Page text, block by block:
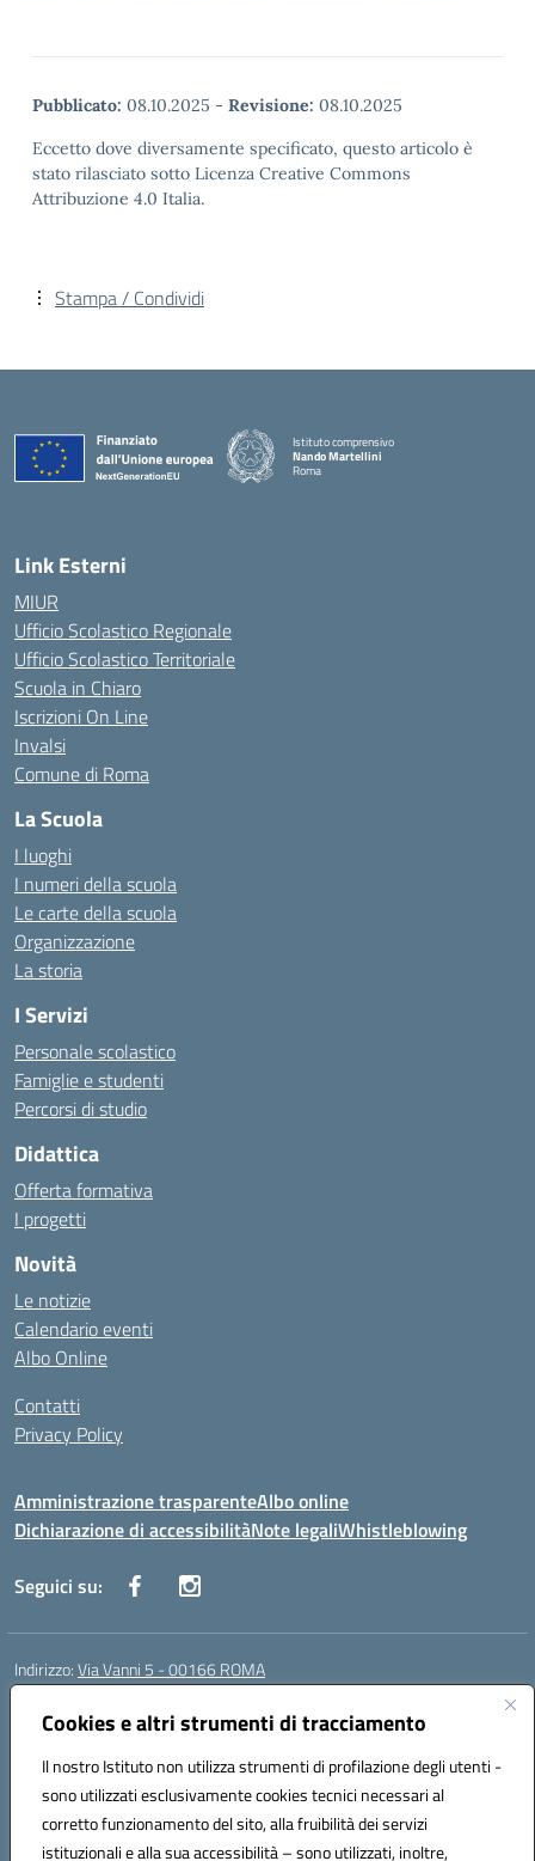
Cookies e altri strumenti di tracciamento
Il nostro Istituto non utilizza strumenti di profilazione degli utenti -
sono utilizzati esclusivamente cookies tecnici necessari al
corretto funzionamento del sito, alla fruibilità dei servizi
istituzionali e alla sua accessibilità – sono utilizzati, inoltre,
Pubblicato: 08.10.2025 - Revisione: 08.10.2025
Eccetto dove diversamente specificato, questo articolo è
stato rilasciato sotto Licenza Creative Commons
Attribuzione 4.0 Italia.
Stampa / Condividi
Istituto comprensivo
Nando Martellini
Roma
Link Esterni
MIUR
Ufficio Scolastico Regionale
Ufficio Scolastico Territoriale
Scuola in Chiaro
Iscrizioni On Line
Invalsi
Comune di Roma
La Scuola
I luoghi
I numeri della scuola
Le carte della scuola
Organizzazione
La storia
I Servizi
Personale scolastico
Famiglie e studenti
Percorsi di studio
Didattica
Offerta formativa
I progetti
Novità
Le notizie
Calendario eventi
Albo Online
Contatti
Privacy Policy
Amministrazione trasparenteAlbo online
Dichiarazione di accessibilitàNote legaliWhistleblowing
Seguici su:
Indirizzo:Via Vanni 5 - 00166 ROMA
Centralino:
Posta elettronica certificata (PEC):RMIC86500P@pec.istruzione.it
Codice fiscale: 97197050582
Codice meccanografico:RMIC86500P
Codice Indice delle Pubbliche Amministrazioni (IPA): istsc_RMIC86500P
Codice unico di fatturazione (CUF): UFSRRZ